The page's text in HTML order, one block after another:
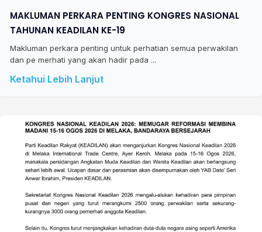
MAKLUMAN PERKARA PENTING KONGRES NASIONAL
TAHUNAN KEADILAN KE-19
Makluman perkara penting untuk perhatian semua perwakilan
dan pe merhati yang akan hadir pada ...
Ketahui Lebih Lanjut